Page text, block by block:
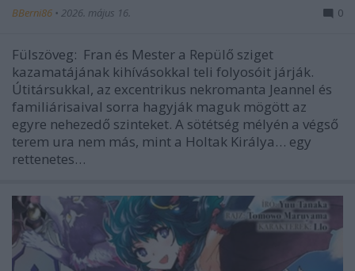
BBerni86 • 2026. május 16. 0
Fülszöveg: Fran és Mester a Repülő sziget
kazamatájának kihívásokkal teli folyosóit járják.
Útitársukkal, az excentrikus nekromanta Jeannel és
familiárisaival sorra hagyják maguk mögött az
egyre nehezedő szinteket. A sötétség mélyén a végső
terem ura nem más, mint a Holtak Királya… egy
rettenetes…